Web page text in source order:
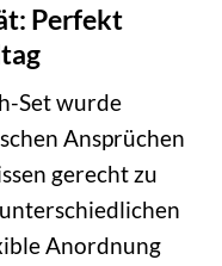
Perfekt
Set wurde
Ansprüchen
gerecht zu
Anordnung